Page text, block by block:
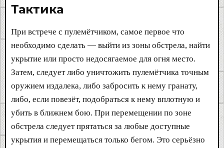
Тактика​
При встрече с пулемётчиком, самое первое что
необходимо сделать — выйти из зоны обстрела, найти
укрытие или просто недосягаемое для огня место.
Затем, следует либо уничтожить пулемётчика точным
оружием издалека, либо забросить к нему гранату,
либо, если повезёт, подобраться к нему вплотную и
убить в ближнем бою. При перемещении по зоне
обстрела следует прятаться за любые доступные
укрытия и перемещаться только бегом. Это серьёзно